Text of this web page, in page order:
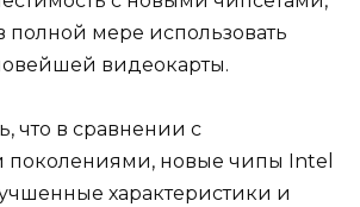
полной мере использовать
видеокарты.
что в сравнении с
новые чипы Intel
характеристики и